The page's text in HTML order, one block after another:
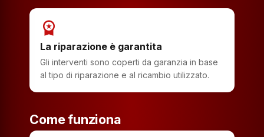
workspace_premium
La riparazione è garantita
Gli interventi sono coperti da garanzia in base
al tipo di riparazione e al ricambio utilizzato.
Come funziona